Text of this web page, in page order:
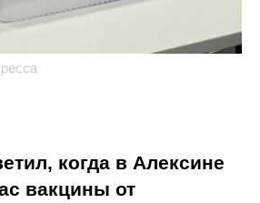
когда в Алексине
вакцины от